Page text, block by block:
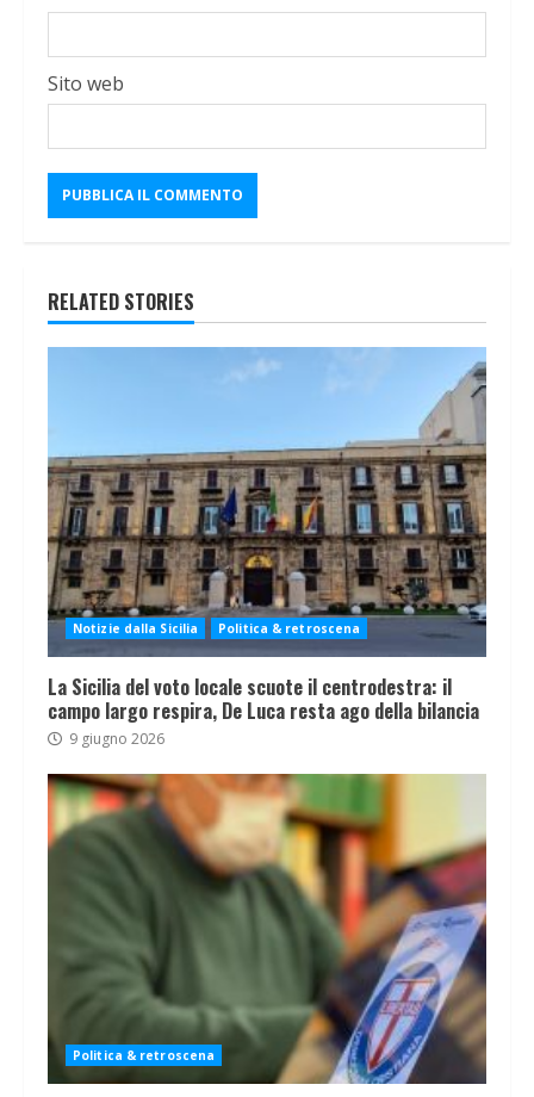
Sito web
RELATED STORIES
Notizie dalla Sicilia Politica & retroscena
La Sicilia del voto locale scuote il centrodestra: il
campo largo respira, De Luca resta ago della bilancia
9 giugno 2026
Politica & retroscena